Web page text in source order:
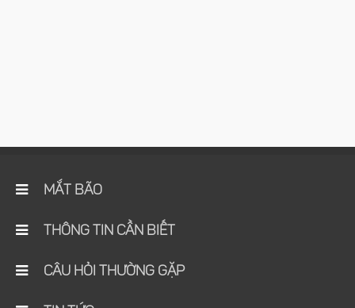
MẮT BÃO
THÔNG TIN CẦN BIẾT
CÂU HỎI THƯỜNG GẶP